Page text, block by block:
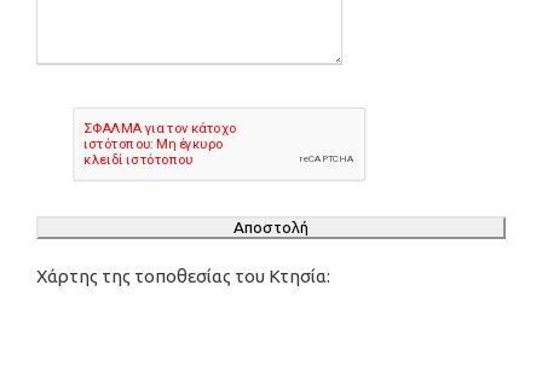
Αποστολή
Χάρτης της τοποθεσίας του Κτησία: